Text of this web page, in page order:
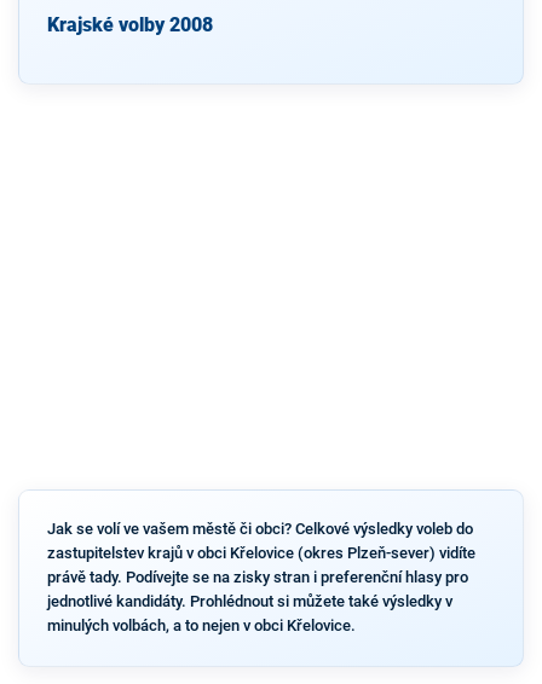
Krajské volby 2008
Jak se volí ve vašem městě či obci? Celkové výsledky voleb do
zastupitelstev krajů v obci Křelovice (okres Plzeň-sever) vidíte
právě tady. Podívejte se na zisky stran i preferenční hlasy pro
jednotlivé kandidáty. Prohlédnout si můžete také výsledky v
minulých volbách, a to nejen v obci Křelovice.